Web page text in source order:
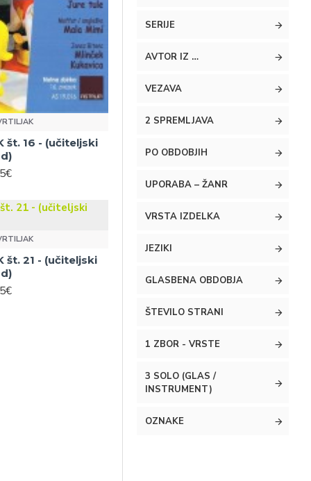
št. 16 - (učiteljski
št. 21 - (učiteljski
SERIJE
AVTOR IZ …
VEZAVA
2 SPREMLJAVA
PO OBDOBJIH
UPORABA – ŽANR
VRSTA IZDELKA
JEZIKI
GLASBENA OBDOBJA
ŠTEVILO STRANI
1 ZBOR - VRSTE
3 SOLO (GLAS /
INSTRUMENT)
OZNAKE